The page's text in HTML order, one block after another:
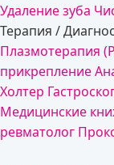
Удаление зуба
Терапия /
Плазмотерапия
прикрепление
Холтер
Медицинские
ревматолог